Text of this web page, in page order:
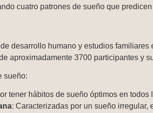
cuatro patrones de sueño que
desarrollo humano y estudios
aproximadamente 3700 participantes y
sueño:
tener hábitos de sueño óptimos en todos
: Caracterizadas por un sueño